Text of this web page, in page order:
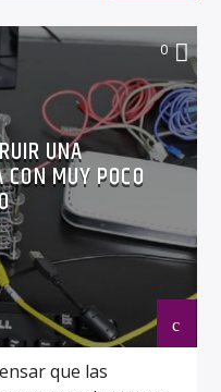
0
UNA
MUY POCO
que las